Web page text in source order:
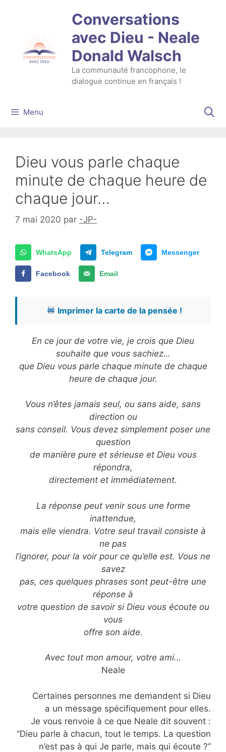
Conversations
avec Dieu - Neale
Donald Walsch
La communauté francophone, le
dialogue continue en français !
Menu
Dieu vous parle chaque
minute de chaque heure de
chaque jour…
7 mai 2020 par -JP-
WhatsApp Telegram Messenger
Facebook Email
Imprimer la carte de la pensée !
En ce jour de votre vie, je crois que Dieu
souhaite que vous sachiez…
que Dieu vous parle chaque minute de chaque
heure de chaque jour.
Vous n’êtes jamais seul, ou sans aide, sans
direction ou
sans conseil. Vous devez simplement poser une
question
de manière pure et sérieuse et Dieu vous
répondra,
directement et immédiatement.
La réponse peut venir sous une forme
inattendue,
mais elle viendra. Votre seul travail consiste à
ne pas
l’ignorer, pour la voir pour ce qu’elle est. Vous ne
savez
pas, ces quelques phrases sont peut-être une
réponse à
votre question de savoir si Dieu vous écoute ou
vous
offre son aide.
Avec tout mon amour, votre ami…
Neale
Certaines personnes me demandent si Dieu
a un message spécifiquement pour elles.
Je vous renvoie à ce que Neale dit souvent :
“Dieu parle à chacun, tout le temps. La question
n’est pas à qui Je parle, mais qui écoute ?”